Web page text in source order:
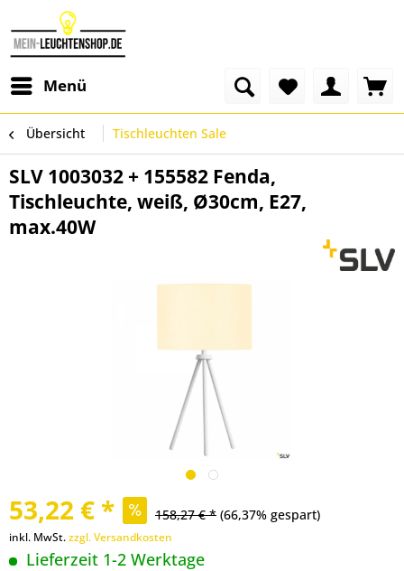
Menü
Übersicht Tischleuchten Sale
SLV 1003032 + 155582 Fenda,
Tischleuchte, weiß, Ø30cm, E27,
max.40W
53,22 € * 158,27 € * (66,37% gespart)
inkl. MwSt.zzgl. Versandkosten
Lieferzeit 1-2 Werktage